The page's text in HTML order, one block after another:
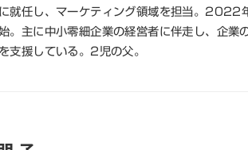
に就任し、マーケティング領域を担当。2022
。主に中小零細企業の経営者に伴走し、企業
支援している。2児の父。